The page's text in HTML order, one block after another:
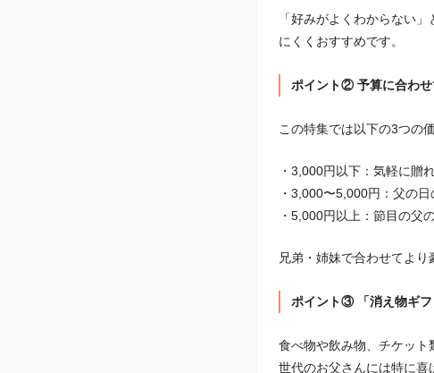
「好みがよくわからない
にくくおすすめです。
ポイント② 予算に合わ
この特集では以下の3つの
・3,000円以下：気軽に贈
・3,000〜5,000円：父の
・5,000円以上：節目の父
兄弟・姉妹で合わせてより
ポイント③ 「消え物ギ
食べ物や飲み物、チケッ
世代のお父さんには特に喜